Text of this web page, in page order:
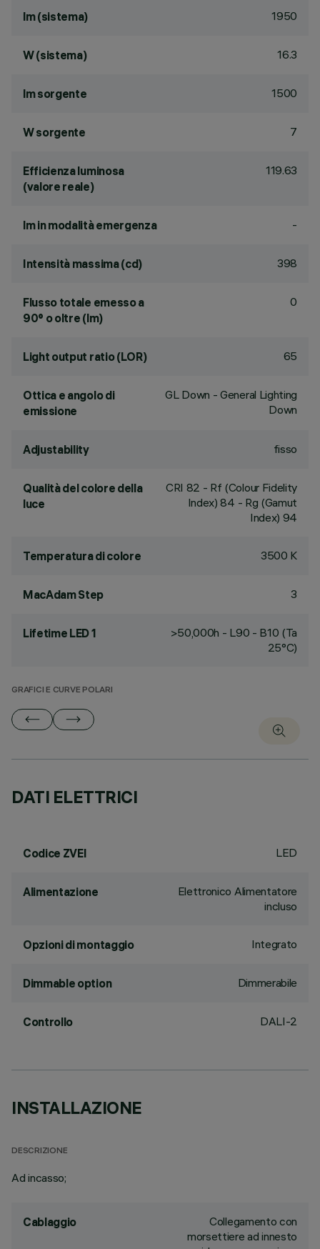
lm (sistema) 1950
W (sistema) 16.3
lm sorgente 1500
W sorgente 7
Efficienza luminosa
(valore reale)
119.63
lm in modalità emergenza -
Intensità massima (cd) 398
Flusso totale emesso a
90° o oltre (lm)
0
Light output ratio (LOR) 65
Ottica e angolo di
emissione
GL Down - General Lighting
Down
Adjustability fisso
Qualità del colore della
luce
CRI 82 - Rf (Colour Fidelity
Index) 84 - Rg (Gamut
Index) 94
Temperatura di colore 3500 K
MacAdam Step 3
Lifetime LED 1
>50,000h - L90 - B10 (Ta
25°C)
GRAFICI E CURVE POLARI
DATI ELETTRICI
Codice ZVEI LED
Alimentazione
Elettronico Alimentatore
incluso
Opzioni di montaggio Integrato
Dimmable option Dimmerabile
Controllo DALI-2
INSTALLAZIONE
DESCRIZIONE
Ad incasso;
Cablaggio
Collegamento con
morsettiere ad innesto